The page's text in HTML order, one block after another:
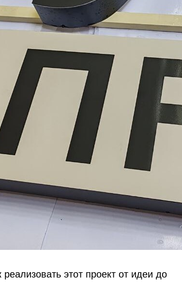
этот проект от идеи до